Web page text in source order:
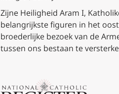
Zijne Heiligheid Aram I,
belangrijkste figuren in het
broederlijke bezoek van de
tussen ons bestaan te